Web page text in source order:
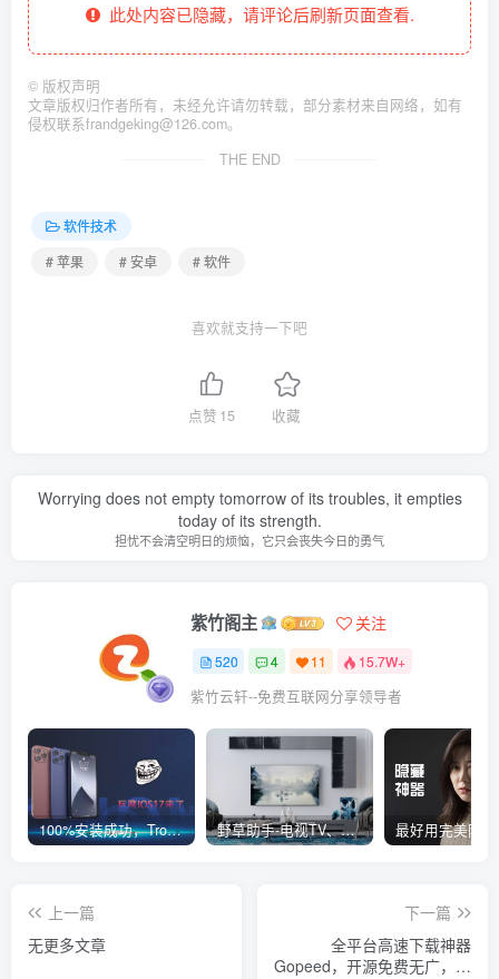
此处内容已隐藏，请评论后刷新页面查看.
© 版权声明
文章版权归作者所有，未经允许请勿转载，部分素材来自网络，如有
侵权联系frandgeking@126.com。
THE END
软件技术
# 苹果
# 安卓 # 软件
喜欢就支持一下吧
点赞 15 收藏
Worrying does not empty tomorrow of its troubles, it empties
today of its strength.
担忧不会清空明日的烦恼，它只会丧失今日的勇气
紫竹阁主 关注
520 4 11 15.7W+
紫竹云轩--免费互联网分享领导者
100%安装成功，TrollStore巨魔商店ios17来了，这些系统马上起飞了 野草助手-电视TV、安卓必装的一款软件，超级好用
上一篇
无更多文章
下一篇
全平台高速下载神器
Gopeed，开源免费无广，支